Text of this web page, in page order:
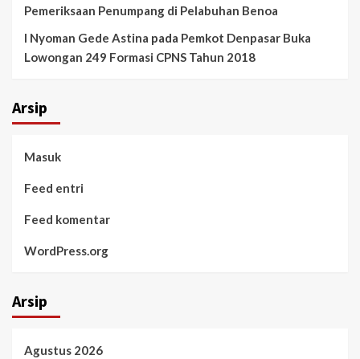
Pemeriksaan Penumpang di Pelabuhan Benoa
I Nyoman Gede Astina pada Pemkot Denpasar Buka
Lowongan 249 Formasi CPNS Tahun 2018
Arsip
Masuk
Feed entri
Feed komentar
WordPress.org
Arsip
Agustus 2026